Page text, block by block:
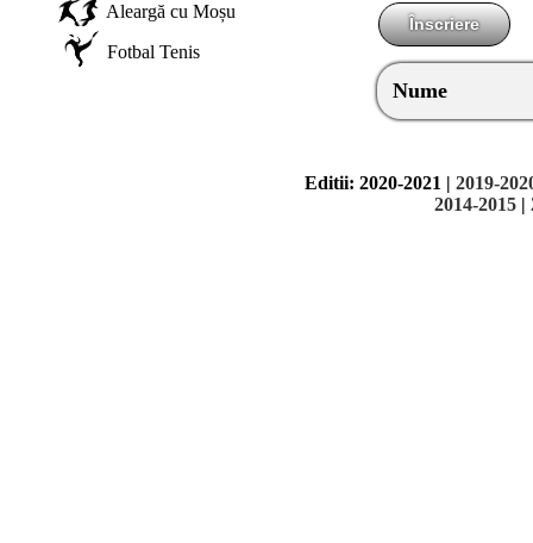
Aleargă cu Moșu
Fotbal Tenis
Înscriere
Nume
Editii: 2020-2021 | 2019-
2014-2015|